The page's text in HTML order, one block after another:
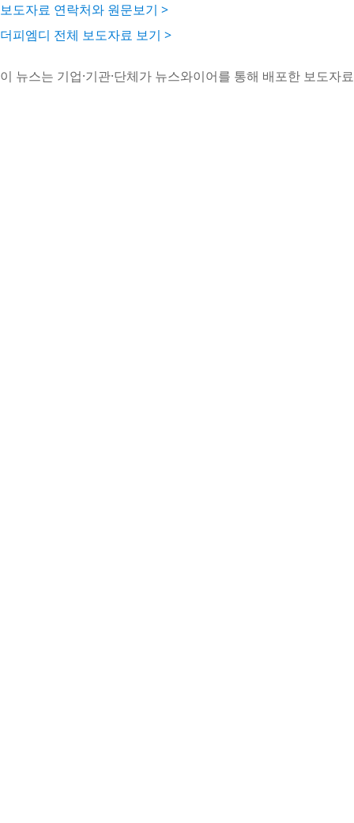
보도자료 연락처와 원문보기 >
더피엠디 전체 보도자료 보기 >
이 뉴스는 기업·기관·단체가 뉴스와이어를 통해 배포한 보도자